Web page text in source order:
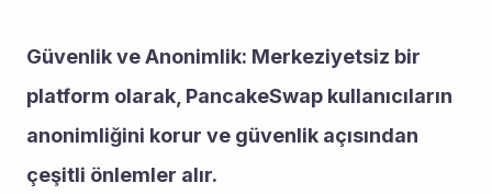
Güvenlik ve Anonimlik: Merkeziyetsiz bir
platform olarak, PancakeSwap kullanıcıların
anonimliğini korur ve güvenlik açısından
çeşitli önlemler alır.